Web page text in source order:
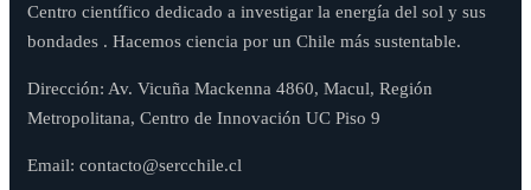
Centro científico dedicado a investigar la energía del sol y sus
bondades . Hacemos ciencia por un Chile más sustentable.
Dirección: Av. Vicuña Mackenna 4860, Macul, Región
Metropolitana, Centro de Innovación UC Piso 9
Email: contacto@sercchile.cl